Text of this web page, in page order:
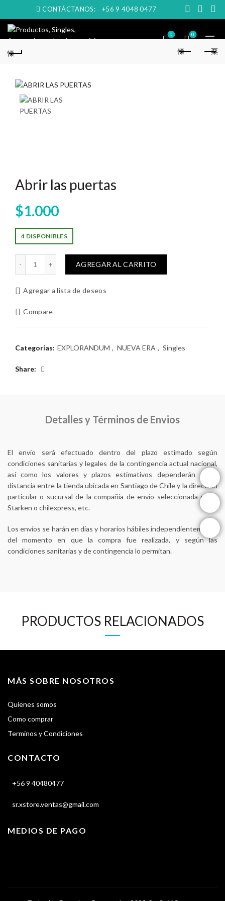
CONTÁCTANOS: +56 9 4048 0477
0 0
Abrir las puertas
$1.000
4 DISPONIBLES
AGREGAR AL CARRITO
Agregar a lista de deseos
Compare
Categorías: EXPLORANDUM , NUEVA ERA , Singles
Share
Detalles y Términos de Envios
El envío será efectuado dentro del plazo estimado según
condiciones sanitarias y legales de la contingencia actual nacional,
así como los valores y plazos estimativos dependerán de la
distancia entre la tienda ubicada en Santiago de Chile y la dirección
particular o sucursal de la compañía de envío seleccionada como
Starken o chilexpress, etc.
Los envíos se harán en días y horarios hábiles independientemente
del momento en que la compra fue realizada, y según las
condiciones sanitarias y de contingencia lo permitan.
PRODUCTOS RELACIONADOS
MÁS SOBRE NOSOTROS
Quienes somos
Como comprar
Terminos y Condiciones
CONTACTO
+56 9 40480477
sr.xstore.ventas@gmail.com
instagram
facebook
MEDIOS DE PAGO